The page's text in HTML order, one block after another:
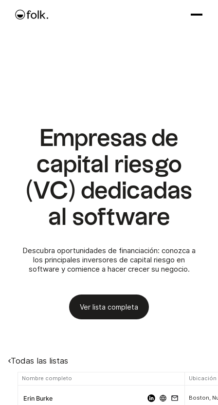
Empresas de
capital riesgo
(VC) dedicadas
al software
Descubra oportunidades de financiación: conozca a
los principales inversores de capital riesgo en
software y comience a hacer crecer su negocio.
Ver lista completa
Todas las listas
Nombre completo Ubicación
Erin Burke